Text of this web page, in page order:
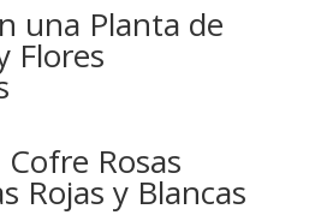
una Planta de
Flores
Rosas
Rojas y Blancas